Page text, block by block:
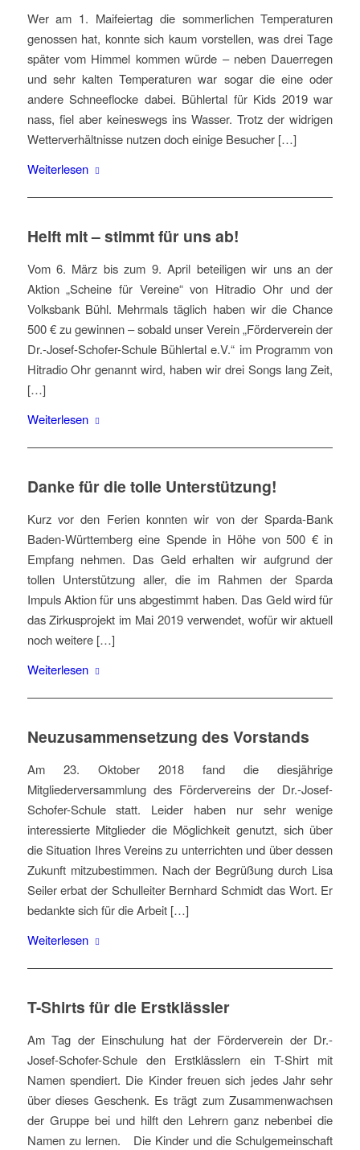
Wer am 1. Maifeiertag die sommerlichen Temperaturen
genossen hat, konnte sich kaum vorstellen, was drei Tage
später vom Himmel kommen würde – neben Dauerregen
und sehr kalten Temperaturen war sogar die eine oder
andere Schneeflocke dabei. Bühlertal für Kids 2019 war
nass, fiel aber keineswegs ins Wasser. Trotz der widrigen
Wetterverhältnisse nutzen doch einige Besucher […]
Weiterlesen
Helft mit – stimmt für uns ab!
Vom 6. März bis zum 9. April beteiligen wir uns an der
Aktion „Scheine für Vereine“ von Hitradio Ohr und der
Volksbank Bühl. Mehrmals täglich haben wir die Chance
500 € zu gewinnen – sobald unser Verein „Förderverein der
Dr.-Josef-Schofer-Schule Bühlertal e.V.“ im Programm von
Hitradio Ohr genannt wird, haben wir drei Songs lang Zeit,
[…]
Weiterlesen
Danke für die tolle Unterstützung!
Kurz vor den Ferien konnten wir von der Sparda-Bank
Baden-Württemberg eine Spende in Höhe von 500 € in
Empfang nehmen. Das Geld erhalten wir aufgrund der
tollen Unterstützung aller, die im Rahmen der Sparda
Impuls Aktion für uns abgestimmt haben. Das Geld wird für
das Zirkusprojekt im Mai 2019 verwendet, wofür wir aktuell
noch weitere […]
Weiterlesen
Neuzusammensetzung des Vorstands
Am 23. Oktober 2018 fand die diesjährige
Mitgliederversammlung des Fördervereins der Dr.-Josef-
Schofer-Schule statt. Leider haben nur sehr wenige
interessierte Mitglieder die Möglichkeit genutzt, sich über
die Situation Ihres Vereins zu unterrichten und über dessen
Zukunft mitzubestimmen. Nach der Begrüßung durch Lisa
Seiler erbat der Schulleiter Bernhard Schmidt das Wort. Er
bedankte sich für die Arbeit […]
Weiterlesen
T-Shirts für die Erstklässler
Am Tag der Einschulung hat der Förderverein der Dr.-
Josef-Schofer-Schule den Erstklässlern ein T-Shirt mit
Namen spendiert. Die Kinder freuen sich jedes Jahr sehr
über dieses Geschenk. Es trägt zum Zusammenwachsen
der Gruppe bei und hilft den Lehrern ganz nebenbei die
Namen zu lernen. Die Kinder und die Schulgemeinschaft